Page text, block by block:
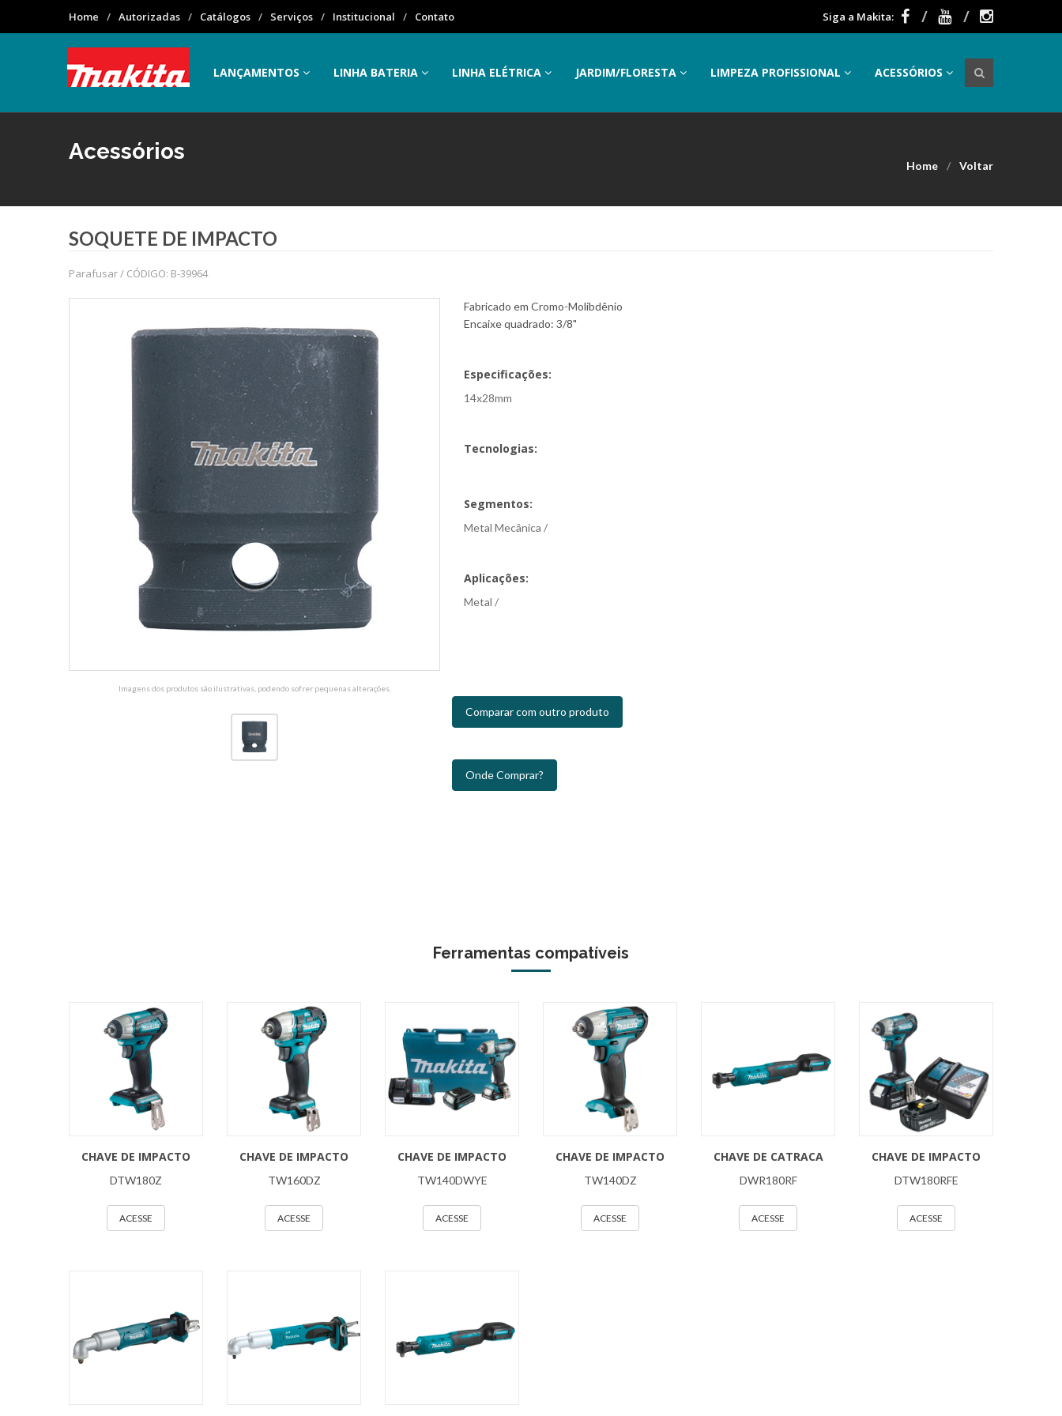
Home Autorizadas Catálogos Serviços Institucional Contato Siga a Makita:
LANÇAMENTOS LINHA BATERIA LINHA ELÉTRICA JARDIM/FLORESTA LIMPEZA PROFISSIONAL ACESSÓRIOS
Acessórios
Home Voltar
SOQUETE DE IMPACTO
Parafusar / CÓDIGO: B-39964
Imagens dos produtos são ilustrativas, podendo sofrer pequenas alterações.
Fabricado em Cromo-Molibdênio
Encaixe quadrado: 3/8"
Especificações:
14x28mm
Tecnologias:
Segmentos:
Metal Mecânica /
Aplicações:
Metal /
Comparar com outro produto
Onde Comprar?
Ferramentas compatíveis
CHAVE DE IMPACTO
DTW180Z
ACESSE
CHAVE DE IMPACTO
TW160DZ
ACESSE
CHAVE DE IMPACTO
TW140DWYE
ACESSE
CHAVE DE IMPACTO
TW140DZ
ACESSE
CHAVE DE CATRACA
DWR180RF
ACESSE
CHAVE DE IMPACTO
DTW180RFE
ACESSE